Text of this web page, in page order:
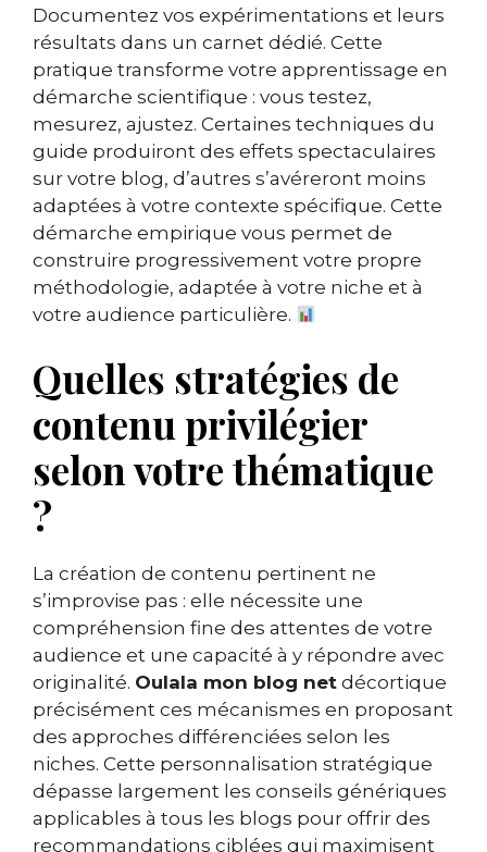
Documentez vos expérimentations et leurs
résultats dans un carnet dédié. Cette
pratique transforme votre apprentissage en
démarche scientifique : vous testez,
mesurez, ajustez. Certaines techniques du
guide produiront des effets spectaculaires
sur votre blog, d’autres s’avéreront moins
adaptées à votre contexte spécifique. Cette
démarche empirique vous permet de
construire progressivement votre propre
méthodologie, adaptée à votre niche et à
votre audience particulière.
Quelles stratégies de
contenu privilégier
selon votre thématique
?
La création de contenu pertinent ne
s’improvise pas : elle nécessite une
compréhension fine des attentes de votre
audience et une capacité à y répondre avec
originalité. Oulala mon blog net décortique
précisément ces mécanismes en proposant
des approches différenciées selon les
niches. Cette personnalisation stratégique
dépasse largement les conseils génériques
applicables à tous les blogs pour offrir des
recommandations ciblées qui maximisent